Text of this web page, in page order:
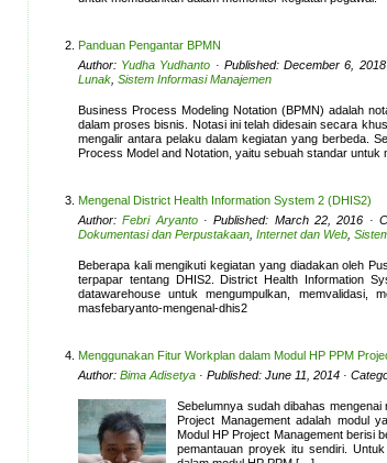
Panduan Pengantar BPMN
Author: Yudha Yudhanto · Published: December 6,
Lunak Sistem Informasi Manajemen
Business Process Modeling Notation (BPMN) adalah
dalam proses bisnis. Notasi ini telah didesain secara
mengalir antara pelaku dalam kegiatan yang berbeda.
Process Model and Notation, yaitu sebuah standar
Mengenal District Health Information System 2 (DHIS2)
Author:Febri Aryanto· Published: March 22, 2016 ·
Dokumentasi dan Perpustakaan Internet dan Web
Beberapa kali mengikuti kegiatan yang diadakan oleh
terpapar tentang DHIS2. District Health Information
datawarehouse untuk mengumpulkan, memvalidasi,
masfebaryanto-mengenal-dhis2
Menggunakan Fitur Workplan dalam Modul HP PPM
Author: Bima Adisetya · Published: June 11, 2014 ·
Sebelumnya sudah dibahas
Project Management adalah modul
Modul HP Project Management berisi
pemantauan proyek itu sendiri.